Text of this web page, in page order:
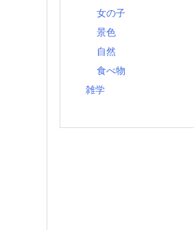
女の子
景色
自然
食べ物
雑学